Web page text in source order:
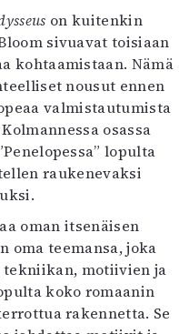
on kuitenkin
sivuavat toisiaan
kohtaamistaan. Nämä
nousut ennen
valmistautumista
osassa
lopulta
raukenevaksi
oman itsenäisen
oma teemansa, joka
tekniikan, motiivien ja
koko romaanin
rakennetta. Se